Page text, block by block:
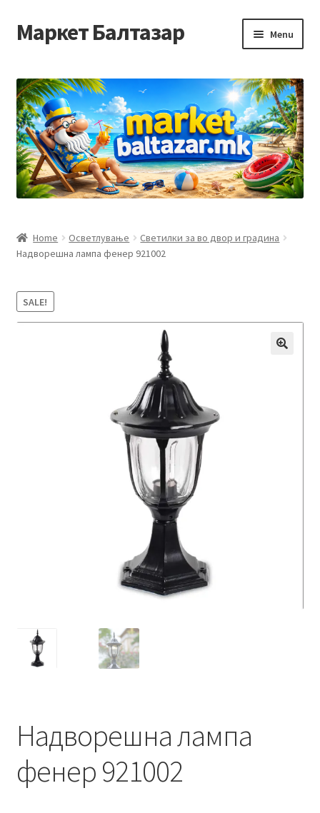
Skip
to
Skip
to
Маркет Балтазар Menu
Checkout
Homepage
Privacy Policy
Контакт
Корисничка подршка
Рекламации и замена на производ
Home Осветлување
Светилки за во двор и градина
Надворешна лампа фенер 921002
SALE!
Надворешна лампа
фенер 921002